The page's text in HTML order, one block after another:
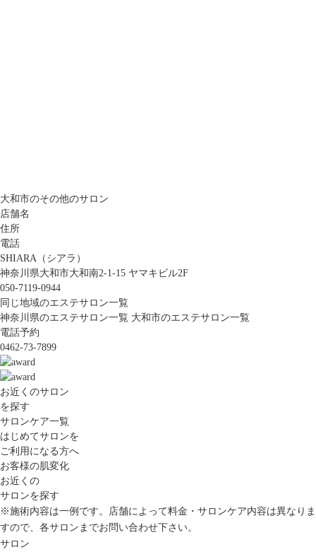
大和市のその他のサロン
店舗名
住所
電話
SHIARA（シアラ）
神奈川県大和市大和南2-1-15 ヤマキビル2F
050-7119-0944
同じ地域のエステサロン一覧
神奈川県のエステサロン一覧 大和市のエステサロン一覧
電話予約
0462-73-7899
お近くのサロン
を探す
サロンケア一覧
はじめてサロンを
ご利用になる方へ
お客様の肌変化
お近くの
サロンを探す
※施術内容は一例です。店舗によって料金・サロンケア内容は異なりま
すので、各サロンまでお問い合わせ下さい。
サロン